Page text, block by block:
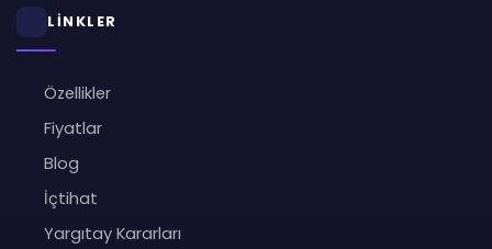
LİNKLER
Özellikler
Fiyatlar
Blog
İçtihat
Yargıtay Kararları